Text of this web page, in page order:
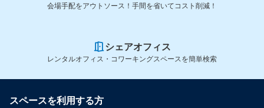
会場手配をアウトソース！手間を省いてコスト削減！
シェアオフィス
レンタルオフィス・コワーキングスペースを簡単検索
スペースを利用する方